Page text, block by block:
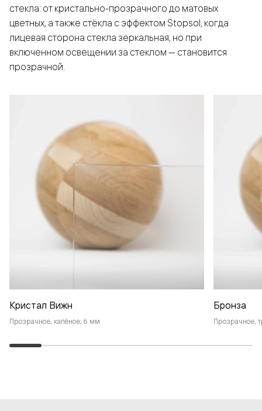
стекла: от кристально-прозрачного до матовых
цветных, а также стёкла с эффектом Stopsol, когда
лицевая сторона стекла зеркальная, но при
включенном освещении за стеклом — становится
прозрачной.
Кристал Вижн
Прозрачное, калёное, 6 мм
Бронза
Прозрачное,